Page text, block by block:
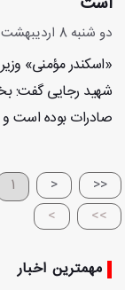
دو شنبه 8 اردیبهشت 1404 - 14:31:36
«اسکندر مؤمنی»
شهید رجایی گفت:
صادرات بوده است و
<<
<
1
>
>>
مهمترین اخبار